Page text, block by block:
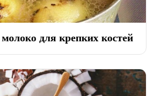
для крепких костей